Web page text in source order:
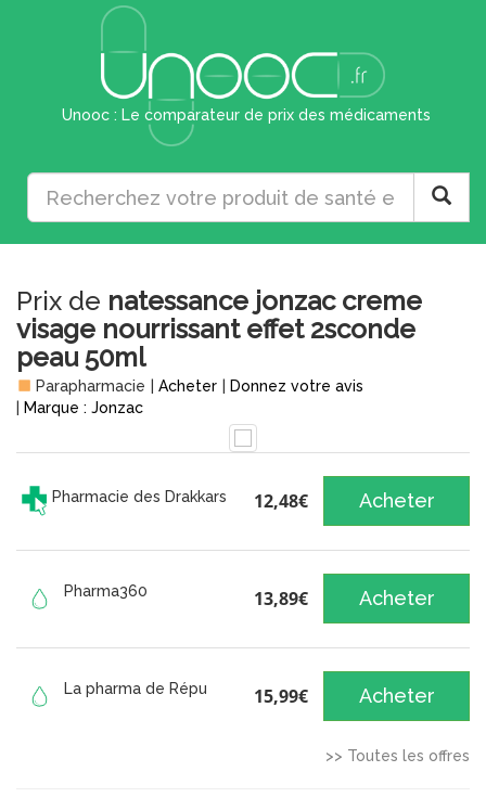
Unooc : Le comparateur de prix des médicaments
Prix de natessance jonzac creme
visage nourrissant effet 2sconde
peau 50ml
Parapharmacie Acheter
Donnez votre avis
Marque : Jonzac
Pharmacie des Drakkars 12,48€ Acheter
Pharma360 13,89€ Acheter
La pharma de Répu 15,99€ Acheter
>> Toutes les offres